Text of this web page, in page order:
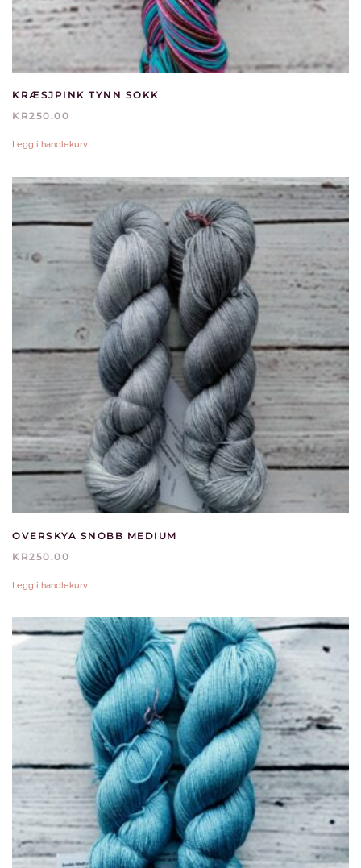
KRÆSJPINK TYNN SOKK
KR250.00
Legg i handlekurv
OVERSKYA SNOBB MEDIUM
KR250.00
Legg i handlekurv